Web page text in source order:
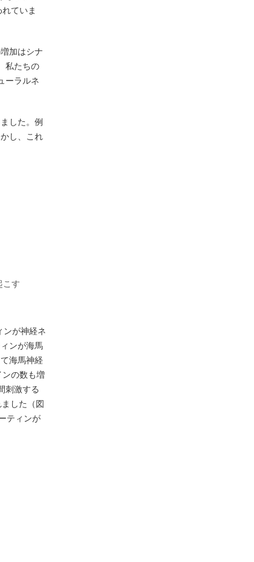
ていま
加はシナ
私たちの
ーラルネ
した。例
し、これ
こす
ンが神経ネ
ンが海馬
海馬神経
ンの数も増
刺激する
した（図
ティンが